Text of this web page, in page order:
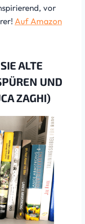
vor
Auf Amazon
ALTE
UND
ZAGHI)